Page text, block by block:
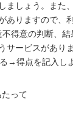
ましょう。また
ありますので、
得意の判断、結
サービスがありま
→得点を記入し
たって